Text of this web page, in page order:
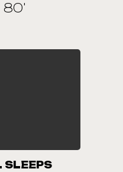
80'